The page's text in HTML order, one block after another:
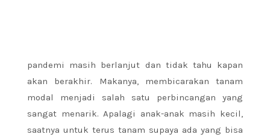
pandemi masih berlanjut dan tidak tahu kapan
akan berakhir. Makanya, membicarakan tanam
modal menjadi salah satu perbincangan yang
sangat menarik. Apalagi anak-anak masih kecil,
saatnya untuk terus tanam supaya ada yang bisa